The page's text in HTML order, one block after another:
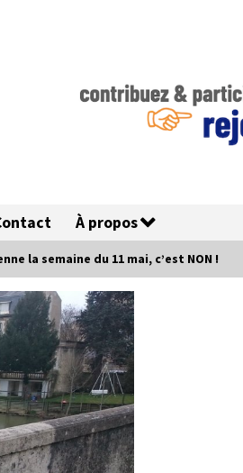
À propos
la semaine du 11 mai, c’est NON !